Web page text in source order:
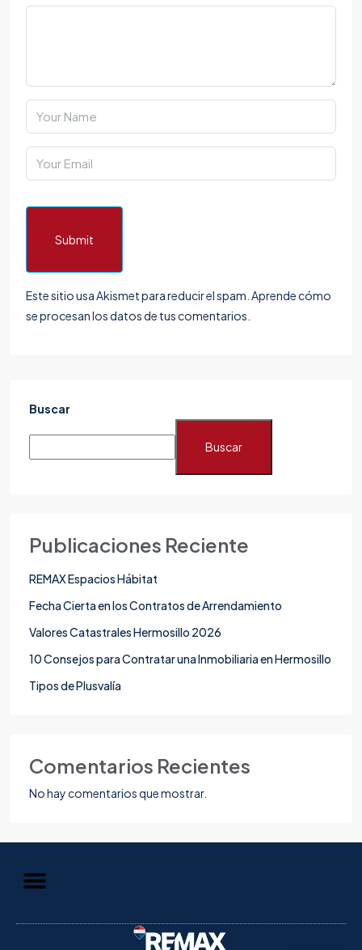
Submit
Este sitio usa Akismet para reducir el spam. Aprende cómo
se procesan los datos de tus comentarios.
Buscar
Buscar
Publicaciones Reciente
REMAX Espacios Hábitat
Fecha Cierta en los Contratos de Arrendamiento
Valores Catastrales Hermosillo 2026
10 Consejos para Contratar una Inmobiliaria en Hermosillo
Tipos de Plusvalía
Comentarios Recientes
No hay comentarios que mostrar.